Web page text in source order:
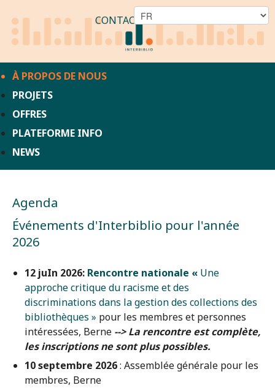
CONTACT
À PROPOS DE NOUS
PROJETS
OFFRES
PLATEFORME INFO
NEWS
Agenda
Événements d'Interbiblio pour l'année
2026
12 juIn 2026: Rencontre nationale « Une
approche critique du racisme et des
discriminations dans la gestion des collections des
bibliothèques » pour les membres et personnes
intéressées, Berne --> La rencontre est complète,
les inscriptions ne sont plus possibles.
10 septembre 2026: Assemblée générale pour les
membres, Berne